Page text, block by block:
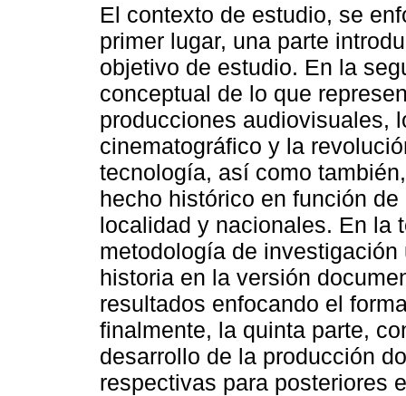
El contexto de estudio, se
primer lugar, una parte
objetivo de estudio. En la
conceptual de lo que
producciones audiovisuales,
cinematográfico y la
tecnología, así como
hecho histórico en función
localidad y nacionales. En la
metodología de
historia en la versión
resultados enfocando el
finalmente, la quinta parte,
desarrollo de la producción
respectivas para posteriores